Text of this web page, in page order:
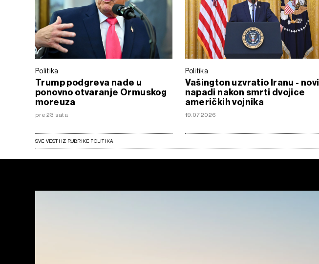
Politika
Trump podgreva nade u
ponovno otvaranje Ormuskog
moreuza
pre 23 sata
Politika
Vašington uzvratio Iranu - novi
napadi nakon smrti dvojice
američkih vojnika
19.07.2026
SVE VESTI IZ RUBRIKE POLITIKA